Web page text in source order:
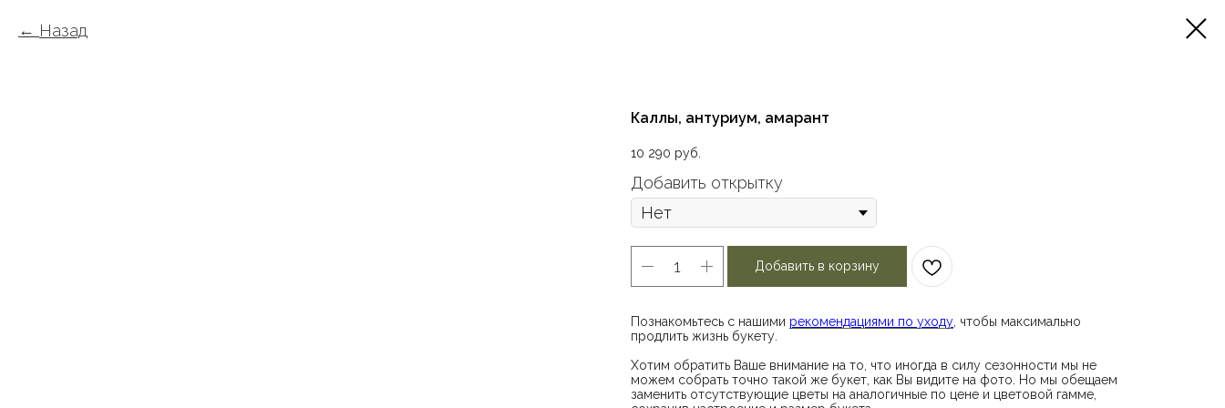
Назад
Каллы, антуриум, амарант
10 290 руб.
Добавить открытку
Добавить в корзину
Познакомьтесь с нашими рекомендациями по уходу , чтобы максимально
продлить жизнь букету.
Хотим обратить Ваше внимание на то, что иногда в силу сезонности мы не
можем собрать точно такой же букет, как Вы видите на фото. Но мы обещаем
заменить отсутствующие цветы на аналогичные по цене и цветовой гамме,